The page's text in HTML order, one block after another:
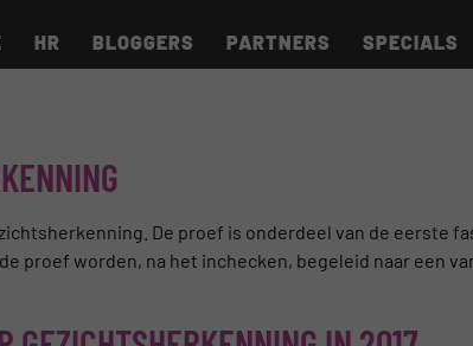
HR BLOGGERS PARTNERS SPECIALS
De proef is onderdeel van de eerste
proef worden, na het inchecken, begeleid naar een